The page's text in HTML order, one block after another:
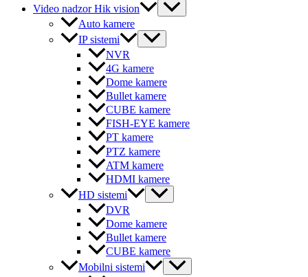
Video nadzor Hik vision
Menu
Toggle
Auto kamere
IP sistemi
Menu
Toggle
NVR
4G kamere
Dome kamere
Bullet kamere
CUBE kamere
FISH-EYE kamere
PT kamere
PTZ kamere
ATM kamere
HDMI kamere
HD sistemi
Menu
Toggle
DVR
Dome kamere
Bullet kamere
CUBE kamere
Mobilni sistemi
Menu
Toggle